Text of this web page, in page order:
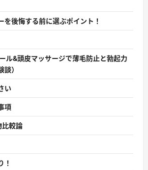
を後悔する前に選ぶポイント！
ル&頭皮マッサージで薄毛防止と勃起力
）
い
項
比較論
！